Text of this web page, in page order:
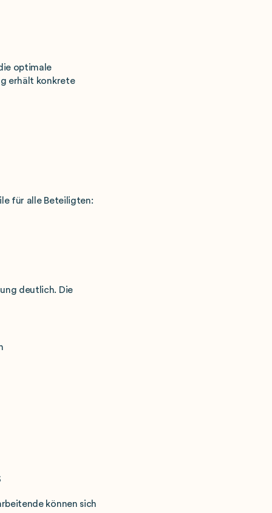
optimale
erhält konkrete
für alle Beteiligten:
deutlich. Die
können sich